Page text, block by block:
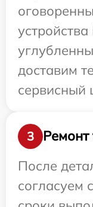
доставим
сервисный
3
Ремонт
После
согласуем